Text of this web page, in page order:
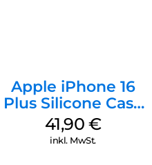
Apple iPhone 16
Plus Silicone Case
MagSafe Stone
Gray
41,90 €
inkl. MwSt.